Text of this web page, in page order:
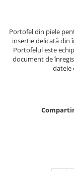
Portofel din piele
inserție delicată din
Portofelul este
document de
datele